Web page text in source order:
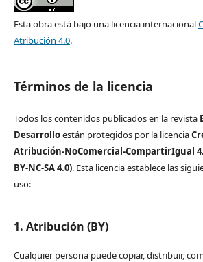
Esta obra está bajo una licencia internacional
Atribución 4.0.
Términos de la licencia
Todos los contenidos publicados en la revista
Desarrolloestán protegidos por la licencia
Atribución-NoComercial-CompartirIgual
BY-NC-SA 4.0). Esta licencia establece las
uso:
1. Atribución (BY)
Cualquier persona puede copiar, distribuir,